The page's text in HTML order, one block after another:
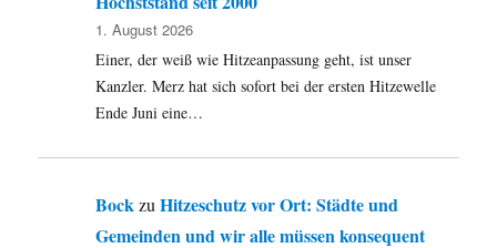
1. August 2026
Einer, der weiß wie Hitzeanpassung geht, ist unser
Kanzler. Merz hat sich sofort bei der ersten Hitzewelle
Ende Juni eine…
BockzuHitzeschutz vor Ort: Städte und
Gemeinden und wir alle müssen konsequent